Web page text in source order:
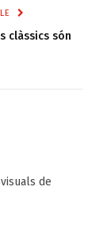
clàssics són
de